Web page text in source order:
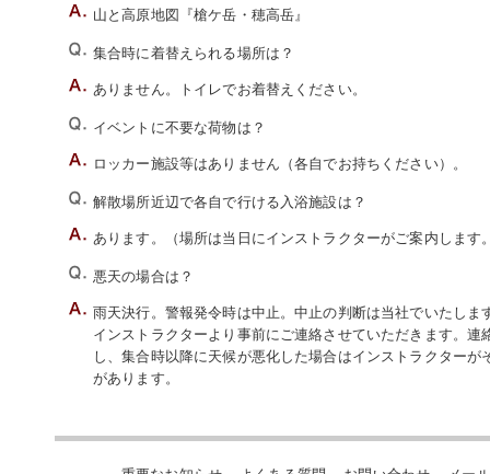
山と高原地図『槍ケ岳・穂高岳』
集合時に着替えられる場所は？
ありません。トイレでお着替えください。
イベントに不要な荷物は？
ロッカー施設等はありません（各自でお持ちください）。
解散場所近辺で各自で行ける入浴施設は？
あります。（場所は当日にインストラクターがご案内します
悪天の場合は？
雨天決行。警報発令時は中止。中止の判断は当社でいたし
インストラクターより事前にご連絡させていただきます。
し、集合時以降に天候が悪化した場合はインストラクター
があります。